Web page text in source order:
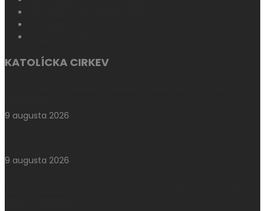
KATOLÍCKA CIRKEV
9 augusta 2026
9 augusta 2026